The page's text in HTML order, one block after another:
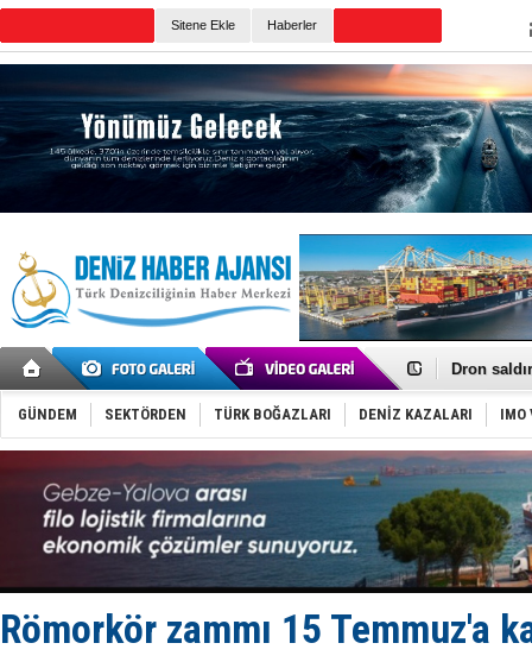
Sitene Ekle Haberler
Gemi
Dron
'REGAL 1'
Gemide 5
Yakıt
Rus
Tatil
Rusya,
Enejota
Denizcilik
Taksi
GÜNDEM SEKTÖRDEN TÜRK BOĞAZLARI DENİZ KAZALARI IMO
Römorkör zammı 15 Temmuz'a